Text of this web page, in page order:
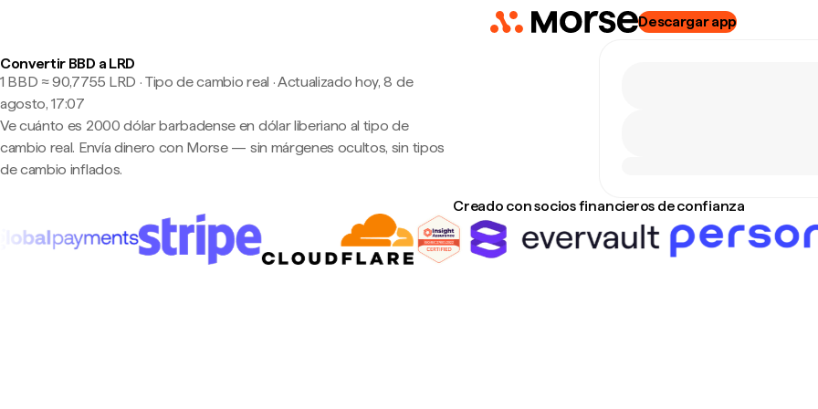
Descargar app
Convertir BBD a LRD
1 BBD ≈ 90,7755 LRD · Tipo de cambio real ·Actualizado hoy, 8 de
agosto, 17:07
Ve cuánto es 2000 dólar barbadense en dólar liberiano al tipo de
cambio real. Envía dinero con Morse — sin márgenes ocultos, sin tipos
de cambio inflados.
Creado con socios financieros de confianza